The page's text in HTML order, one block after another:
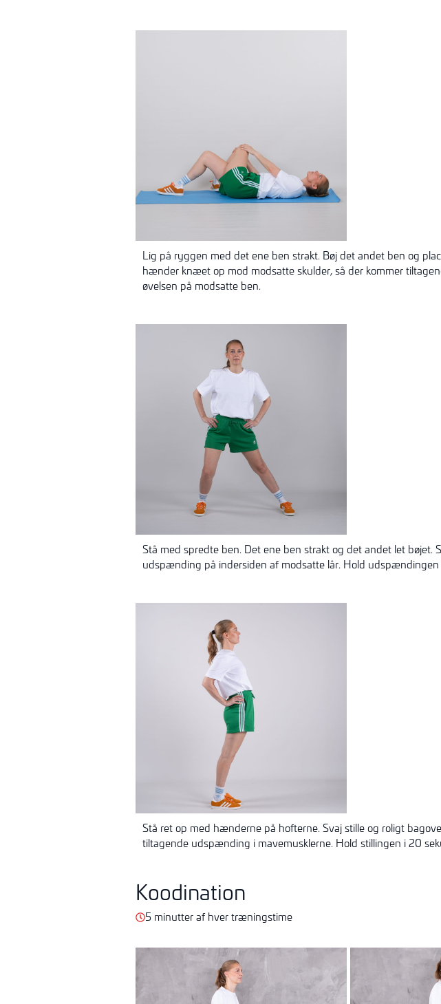
Lig på ryggen med det ene ben strakt. Bøj det andet ben og
hænder knæet op mod modsatte skulder, så der kommer
øvelsen på modsatte ben.
Stå med spredte ben. Det ene ben strakt og det andet let
udspænding på indersiden af modsatte lår. Hold
Stå ret op med hænderne på hofterne. Svaj stille og roligt
tiltagende udspænding i mavemusklerne. Hold stillingen i 20
Koodination
5 minutter af hver træningstime